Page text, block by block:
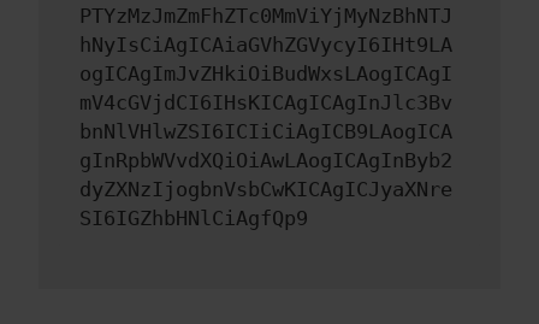
PTYzMzJmZmFhZTc0MmViYjMyNzBhNTJ
hNyIsCiAgICAiaGVhZGVycyI6IHt9LA
ogICAgImJvZHkiOiBudWxsLAogICAgI
mV4cGVjdCI6IHsKICAgICAgInJlc3Bv
bnNlVHlwZSI6ICIiCiAgICB9LAogICA
gInRpbWVvdXQiOiAwLAogICAgInByb2
dyZXNzIjogbnVsbCwKICAgICJyaXNre
SI6IGZhbHNlCiAgfQp9